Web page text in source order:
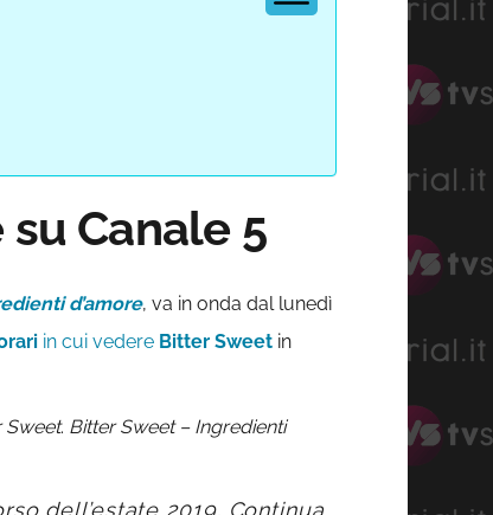
Canale 5
d’amore, va in onda dal lunedì
in cui vedere Bitter Sweet in
Sweet. Bitter Sweet – Ingredienti
dell’estate 2019. Continua